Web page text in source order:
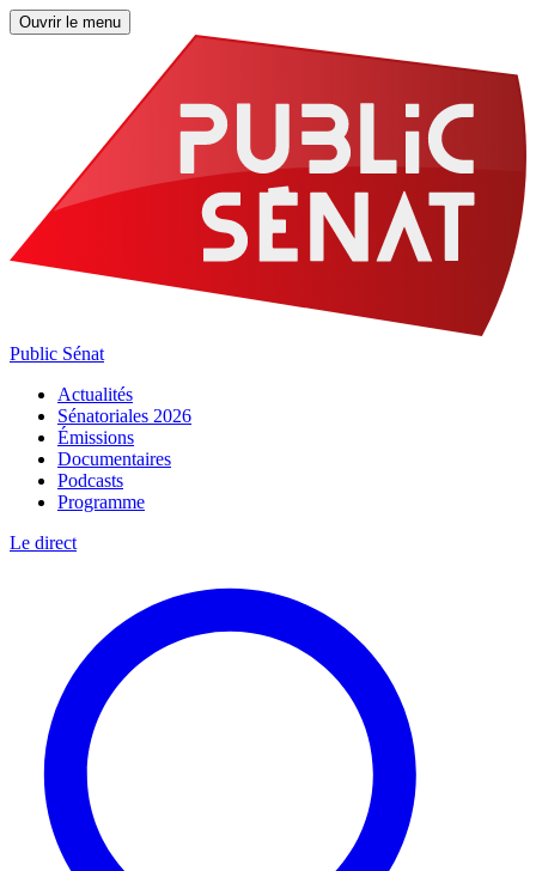
Ouvrir le menu
Public Sénat
Actualités
Sénatoriales 2026
Émissions
Documentaires
Podcasts
Programme
Le direct